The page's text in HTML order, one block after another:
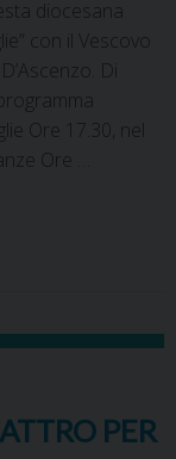
diocesana
con il Vescovo
Di
Ore 17.30, nel
Ore …
PER